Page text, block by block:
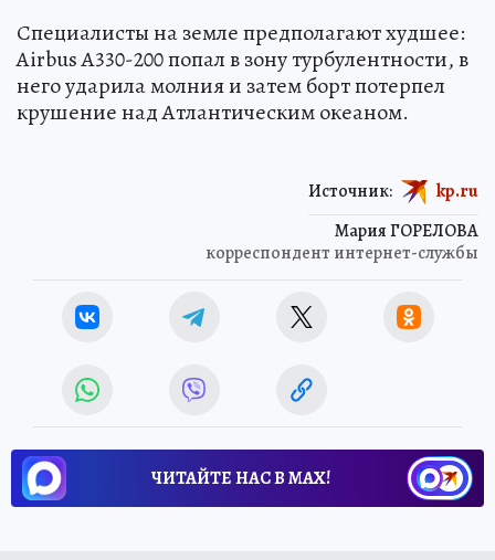
Специалисты на земле предполагают худшее:
Airbus A330-200 попал в зону турбулентности, в
него ударила молния и затем борт потерпел
крушение над Атлантическим океаном.
Мария ГОРЕЛОВА
корреспондент интернет-службы
Источник: kp.ru
ЧИТАЙТЕ НАС В МАХ!